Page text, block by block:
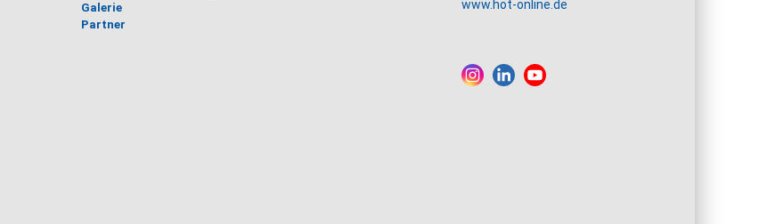
Galerie
Partner
www.hot-online.de